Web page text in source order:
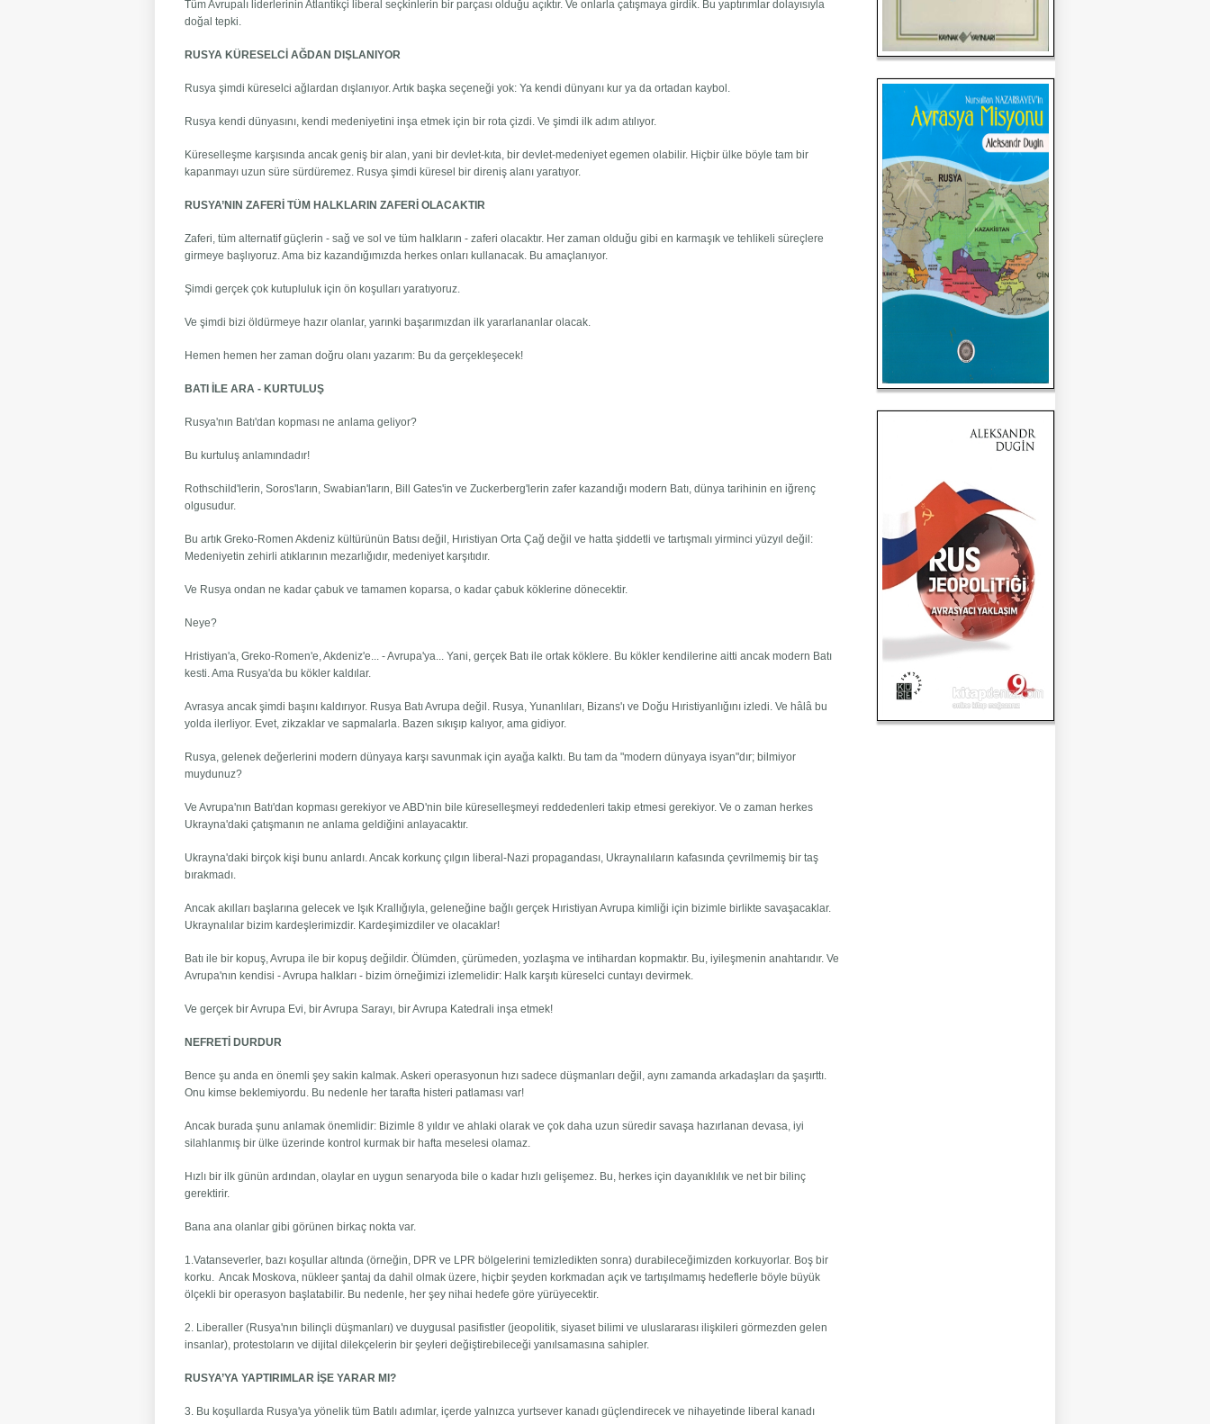
Tüm Avrupalı ​​liderlerinin Atlantikçi liberal seçkinlerin bir parçası olduğu açıktır. Ve onlarla çatışmaya girdik. Bu yaptırımlar dolayısıyla
doğal tepki.
RUSYA KÜRESELCİ AĞDAN DIŞLANIYOR
Rusya şimdi küreselci ağlardan dışlanıyor. Artık başka seçeneği yok: Ya kendi dünyanı kur ya da ortadan kaybol.
Rusya kendi dünyasını, kendi medeniyetini inşa etmek için bir rota çizdi. Ve şimdi ilk adım atılıyor.
Küreselleşme karşısında ancak geniş bir alan, yani bir devlet-kıta, bir devlet-medeniyet egemen olabilir. Hiçbir ülke böyle tam bir
kapanmayı uzun süre sürdüremez. Rusya şimdi küresel bir direniş alanı yaratıyor.
RUSYA’NIN ZAFERİ TÜM HALKLARIN ZAFERİ OLACAKTIR
Zaferi, tüm alternatif güçlerin - sağ ve sol ve tüm halkların - zaferi olacaktır. Her zaman olduğu gibi en karmaşık ve tehlikeli süreçlere
girmeye başlıyoruz. Ama biz kazandığımızda herkes onları kullanacak. Bu amaçlanıyor.
Şimdi gerçek çok kutupluluk için ön koşulları yaratıyoruz.
Ve şimdi bizi öldürmeye hazır olanlar, yarınki başarımızdan ilk yararlananlar olacak.
Hemen hemen her zaman doğru olanı yazarım: Bu da gerçekleşecek!
BATI İLE ARA - KURTULUŞ
Rusya'nın Batı'dan kopması ne anlama geliyor?
Bu kurtuluş anlamındadır!
Rothschild'lerin, Soros'ların, Swabian'ların, Bill Gates'in ve Zuckerberg'lerin zafer kazandığı modern Batı, dünya tarihinin en iğrenç
olgusudur.
Bu artık Greko-Romen Akdeniz kültürünün Batısı değil, Hıristiyan Orta Çağ değil ve hatta şiddetli ve tartışmalı yirminci yüzyıl değil:
Medeniyetin zehirli atıklarının mezarlığıdır, medeniyet karşıtıdır.
Ve Rusya ondan ne kadar çabuk ve tamamen koparsa, o kadar çabuk köklerine dönecektir.
Neye?
Hristiyan'a, Greko-Romen'e, Akdeniz'e... - Avrupa'ya... Yani, gerçek Batı ile ortak köklere. Bu kökler kendilerine aitti ancak modern Batı
kesti. Ama Rusya'da bu kökler kaldılar.
Avrasya ancak şimdi başını kaldırıyor. Rusya Batı Avrupa değil. Rusya, Yunanlıları, Bizans'ı ve Doğu Hıristiyanlığını izledi. Ve hâlâ bu
yolda ilerliyor. Evet, zikzaklar ve sapmalarla. Bazen sıkışıp kalıyor, ama gidiyor.
Rusya, gelenek değerlerini modern dünyaya karşı savunmak için ayağa kalktı. Bu tam da "modern dünyaya isyan"dır; bilmiyor
muydunuz?
Ve Avrupa'nın Batı'dan kopması gerekiyor ve ABD'nin bile küreselleşmeyi reddedenleri takip etmesi gerekiyor. Ve o zaman herkes
Ukrayna'daki çatışmanın ne anlama geldiğini anlayacaktır.
Ukrayna'daki birçok kişi bunu anlardı. Ancak korkunç çılgın liberal-Nazi propagandası, Ukraynalıların kafasında çevrilmemiş bir taş
bırakmadı.
Ancak akılları başlarına gelecek ve Işık Krallığıyla, geleneğine bağlı gerçek Hıristiyan Avrupa kimliği için bizimle birlikte savaşacaklar.
Ukraynalılar bizim kardeşlerimizdir. Kardeşimizdiler ve olacaklar!
Batı ile bir kopuş, Avrupa ile bir kopuş değildir. Ölümden, çürümeden, yozlaşma ve intihardan kopmaktır. Bu, iyileşmenin anahtarıdır. Ve
Avrupa'nın kendisi - Avrupa halkları - bizim örneğimizi izlemelidir: Halk karşıtı küreselci cuntayı devirmek.
Ve gerçek bir Avrupa Evi, bir Avrupa Sarayı, bir Avrupa Katedrali inşa etmek!
NEFRETİ DURDUR
Bence şu anda en önemli şey sakin kalmak. Askeri operasyonun hızı sadece düşmanları değil, aynı zamanda arkadaşları da şaşırttı.
Onu kimse beklemiyordu. Bu nedenle her tarafta histeri patlaması var!
Ancak burada şunu anlamak önemlidir: Bizimle 8 yıldır ve ahlaki olarak ve çok daha uzun süredir savaşa hazırlanan devasa, iyi
silahlanmış bir ülke üzerinde kontrol kurmak bir hafta meselesi olamaz.
Hızlı bir ilk günün ardından, olaylar en uygun senaryoda bile o kadar hızlı gelişemez. Bu, herkes için dayanıklılık ve net bir bilinç
gerektirir.
Bana ana olanlar gibi görünen birkaç nokta var.
1.Vatanseverler, bazı koşullar altında (örneğin, DPR ve LPR bölgelerini temizledikten sonra) durabileceğimizden korkuyorlar. Boş bir
korku. Ancak Moskova, nükleer şantaj da dahil olmak üzere, hiçbir şeyden korkmadan açık ve tartışılmamış hedeflerle böyle büyük
ölçekli bir operasyon başlatabilir. Bu nedenle, her şey nihai hedefe göre yürüyecektir.
2. Liberaller (Rusya'nın bilinçli düşmanları) ve duygusal pasifistler (jeopolitik, siyaset bilimi ve uluslararası ilişkileri görmezden gelen
insanlar), protestoların ve dijital dilekçelerin bir şeyleri değiştirebileceği yanılsamasına sahipler.
RUSYA’YA YAPTIRIMLAR İŞE YARAR MI?
3. Bu koşullarda Rusya'ya yönelik tüm Batılı adımlar, içerde yalnızca yurtsever kanadı güçlendirecek ve nihayetinde liberal kanadı